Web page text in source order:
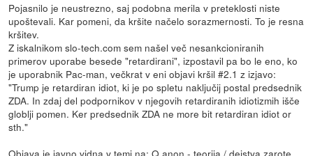
Pojasnilo je neustrezno, saj podobna merila v preteklosti niste
upoštevali. Kar pomeni, da kršite načelo sorazmernosti. To je resna
kršitev.
Z iskalnikom slo-tech.com sem našel več nesankcioniranih
primerov uporabe besede "retardirani", izpostavil pa bo le eno, ko
je uporabnik Pac-man, večkrat v eni objavi kršil #2.1 z izjavo:
"Trump je retardiran idiot, ki je po spletu naključij postal predsednik
ZDA. In zdaj del podpornikov v njegovih retardiranih idiotizmih išče
globlji pomen. Ker predsednik ZDA ne more bit retardiran idiot or
sth."